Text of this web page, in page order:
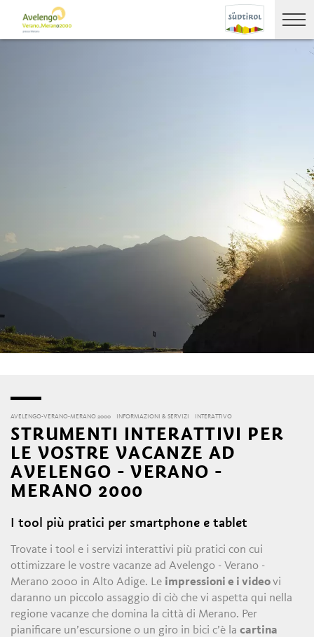
AVELENGO-VERANO-MERANO 2000 INFORMAZIONI & SERVIZI INTERATTIVO
STRUMENTI INTERATTIVI PER
LE VOSTRE VACANZE AD
AVELENGO - VERANO -
MERANO 2000
I tool più pratici per smartphone e tablet
Trovate i tool e i servizi interattivi più pratici con cui
ottimizzare le vostre vacanze ad Avelengo - Verano -
Merano 2000 in Alto Adige. Le impressioni e i videovi
daranno un piccolo assaggio di ciò che vi aspetta qui nella
regione vacanze che domina la città di Merano. Per
pianificare un’escursione o un giro in bici c’è lacartina